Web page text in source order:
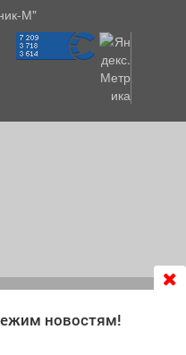
новостям!
которые
сайта и сбора
М"